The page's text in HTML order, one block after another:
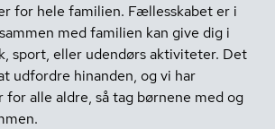
for hele familien. Fællesskabet er i
med familien kan give dig i
sport, eller udendørs aktiviteter. Det
udfordre hinanden, og vi har
alle aldre, så tag børnene med og